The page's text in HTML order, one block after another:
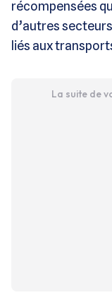
récompensées
d’autres
liés aux
La suite de